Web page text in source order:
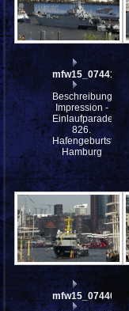
mfw15_074419
Beschreibung:
Impression -
Einlaufparade
826.
Hafengeburtstag
Hamburg
mfw15_074407